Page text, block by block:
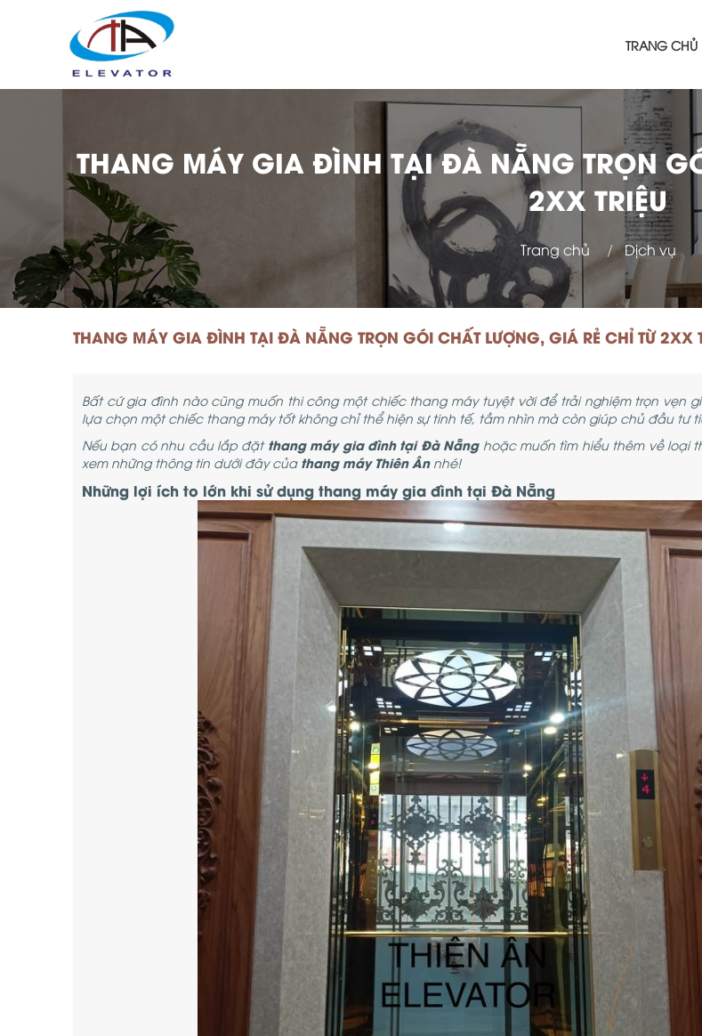
TRANG CHỦ
THANG MÁY GIA ĐÌNH TẠI ĐÀ NẴNG TRỌN
2XX TRIỆU
Trang chủ Dịch vụ
THANG MÁY GIA ĐÌNH TẠI ĐÀ NẴNG TRỌN GÓI CHẤT LƯỢNG, GIÁ RẺ CHỈ TỪ 2XX
Bất cứ gia đình nào cũng muốn thi công một chiếc thang máy tuyệt vời để trải nghiệm trọn vẹn
lựa chọn một chiếc thang máy tốt không chỉ thể hiện sự tinh tế, tầm nhìn mà còn giúp chủ đầu tư
Nếu bạn có nhu cầu lắp đặt thang máy gia đình tại Đà Nẵnghoặc muốn tìm hiểu thêm về loại
xem những thông tin dưới đây của thang máy Thiên Ânnhé!
Những lợi ích to lớn khi sử dụng thang máy gia đình tại Đà Nẵng